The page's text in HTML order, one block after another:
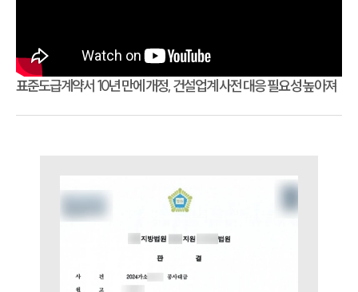
표준도급계약서 10년 만에 개정, 건설업계 사전 대응 필요성 높아져